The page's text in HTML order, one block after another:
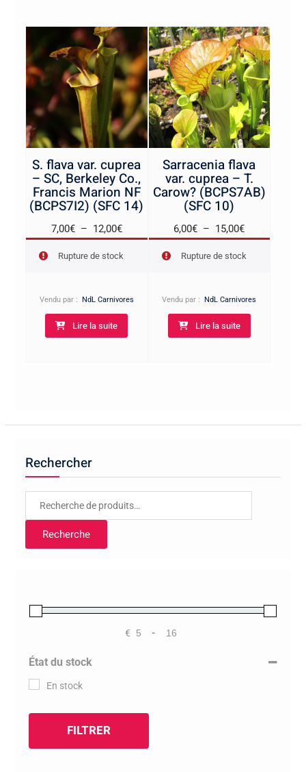
S. flava var. cuprea
– SC, Berkeley Co.,
Francis Marion NF
(BCPS7I2) (SFC 14)
7,00€ – 12,00€Plage
à
12,00€
Rupture de stock
Vendu par : NdL Carnivores
Lire la suite
Sarracenia flava
var. cuprea – T.
Carow? (BCPS7AB)
(SFC 10)
6,00€ – 15,00€Plage
à
15,00€
Rupture de stock
Vendu par : NdL Carnivores
Lire la suite
Rechercher
Recherche
Recherche
€ -
État du stock
En stock
FILTRER